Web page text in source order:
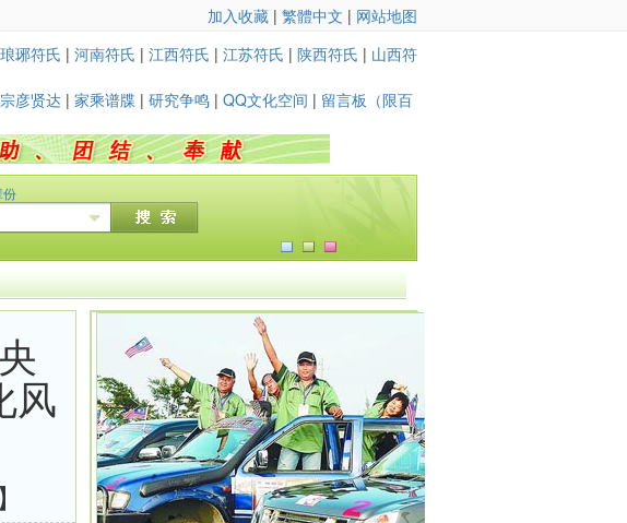
加入收藏 | 繁體中文 | 网站地图
琅琊符氏 | 河南符氏 | 江西符氏 | 江苏符氏 | 陕西符氏 | 山西符
宗彦贤达 | 家乘谱牒 | 研究争鸣 | QQ文化空间 | 留言板（限百
份
风
】